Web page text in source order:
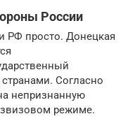
России
РФ просто. Донецкая
Согласно
непризнанную
режиме.